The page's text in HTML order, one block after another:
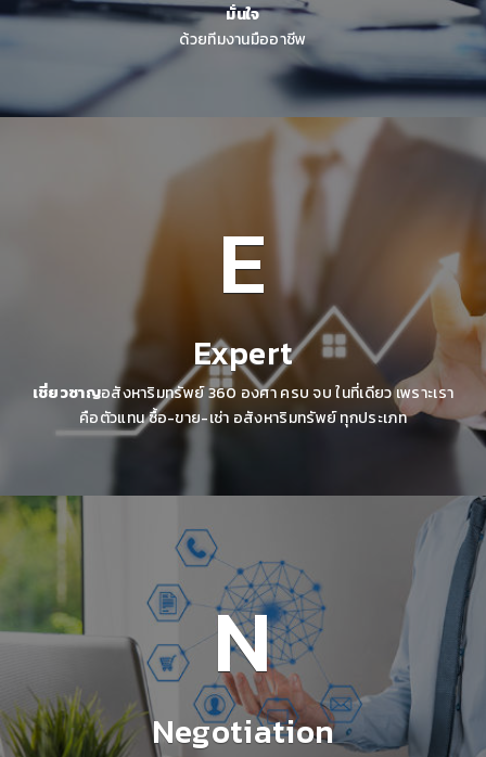
มั่นใจ
ด้วยทีมงานมืออาชีพ
E
Expert
เชี่ยวซาญอสังหาริมทรัพย์ 360 องศา ครบ จบ ในที่เดียว เพราะเรา
คือตัวแทน ซื้อ-ขาย-เช่า อสังหาริมทรัพย์ ทุกประเภท
N
Negotiation